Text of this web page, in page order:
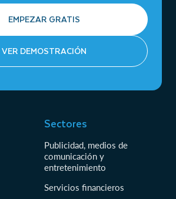
EMPEZAR GRATIS
VER DEMOSTRACIÓN
Sectores
Publicidad, medios de
comunicación y
entretenimiento
Servicios financieros